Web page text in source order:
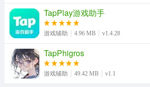
3、而且玩家还可更换训练的内容，从而
TapPlay游戏助手
游戏辅助 4.96 MB v1.4.28
TapPhigros
游戏辅助 49.42 MB v1.1